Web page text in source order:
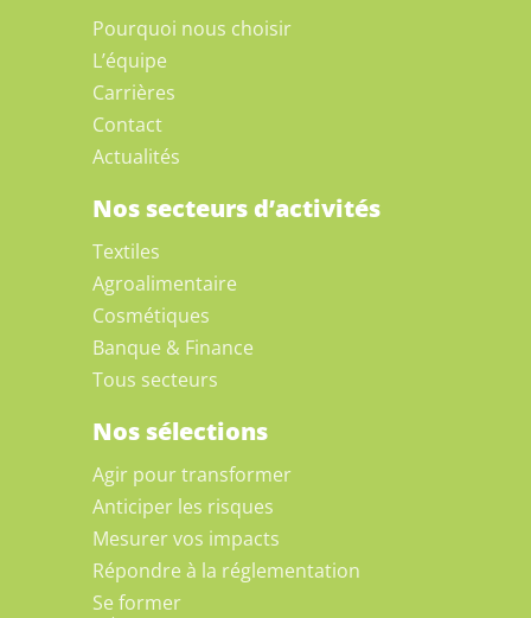
Pourquoi nous choisir
L’équipe
Carrières
Contact
Actualités
Nos secteurs d’activités
Textiles
Agroalimentaire
Cosmétiques
Banque & Finance
Tous secteurs
Nos sélections
Agir pour transformer
Anticiper les risques
Mesurer vos impacts
Répondre à la réglementation
Se former